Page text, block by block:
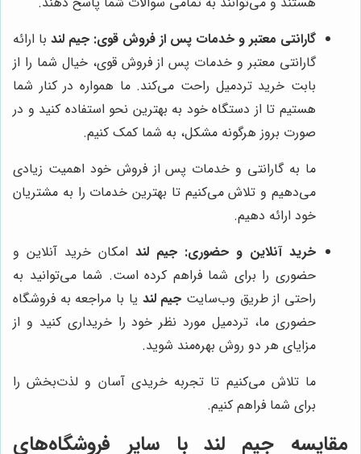
گارانتی معتبر و خدمات پس از فروش قوی: جیم لند با ارائه
گارانتی معتبر و خدمات پس از فروش قوی، خیال شما را از
بابت خرید تردمیل راحت می‌کند. ما همواره در کنار شما
هستیم تا از دستگاه خود به بهترین نحو استفاده کنید و در
صورت بروز هرگونه مشکل، به شما کمک کنیم.
ما به گارانتی و خدمات پس از فروش خود اهمیت زیادی
می‌دهیم و تلاش می‌کنیم تا بهترین خدمات را به مشتریان
خود ارائه دهیم.
خرید آنلاین و حضوری: جیم لند امکان خرید آنلاین و
حضوری را برای شما فراهم کرده است. شما می‌توانید به
راحتی از طریق وب‌سایت جیم لند یا با مراجعه به فروشگاه
حضوری ما، تردمیل مورد نظر خود را خریداری کنید و از
مزایای هر دو روش بهره‌مند شوید.
ما تلاش می‌کنیم تا تجربه خریدی آسان و لذت‌بخش را
برای شما فراهم کنیم.
مقایسه جیم لند با سایر فروشگاه‌های